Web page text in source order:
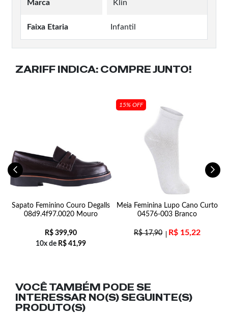
Marca Klin
Faixa Etaria Infantil
ZARIFF INDICA: COMPRE JUNTO!
Sapato Feminino Couro Degalls
08d9.4f97.0020 Mouro
R$ 399,90
10x de R$ 41,99
15% OFF
Meia Feminina Lupo Cano Curto
04576-003 Branco
R$17,90 R$ 15,22
VOCÊ TAMBÉM PODE SE
INTERESSAR NO(S) SEGUINTE(S)
PRODUTO(S)